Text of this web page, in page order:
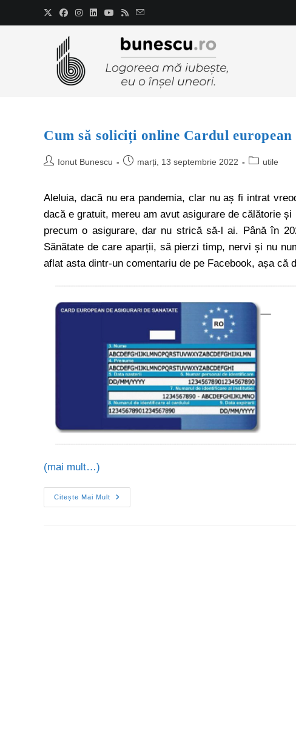
Cum să soliciți online Cardul european
Ionut Bunescu marți, 13 septembrie 2022 utile
Aleluia, dacă nu era pandemia, clar nu aș fi intrat
dacă e gratuit, mereu am avut asigurare de călătorie
precum o asigurare, dar nu strică să-l ai. Până în
Sănătate de care aparții, să pierzi timp, nervi și nu
aflat asta dintr-un comentariu de pe Facebook, așa
(mai mult…)
Citește Mai Mult